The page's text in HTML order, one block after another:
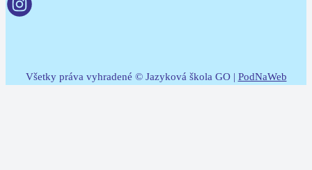
Všetky práva vyhradené © Jazyková škola GO | PodNaWeb